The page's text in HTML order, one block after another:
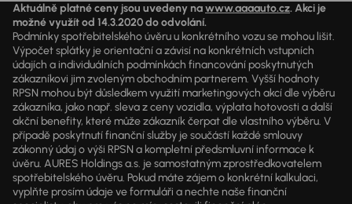
Aktuálně platné ceny jsou uvedeny nawww.aaaauto.cz. Akci je
možné využít od 14.3.2020 do odvolání.
Podmínky spotřebitelského úvěru u konkrétního vozu se mohou lišit.
Výpočet splátky je orientační a závisí na konkrétních vstupních
údajích a individuálních podmínkách financování poskytnutých
zákazníkovi jim zvoleným obchodním partnerem. Vyšší hodnoty
RPSN mohou být důsledkem využití marketingových akcí dle výběru
zákazníka, jako např. sleva z ceny vozidla, výplata hotovosti a další
akční benefity, které může zákazník čerpat dle vlastního výběru. V
případě poskytnutí finanční služby je součástí každé smlouvy
zákonný údaj o výši RPSN a kompletní předsmluvní informace k
úvěru. AURES Holdings a.s. je samostatným zprostředkovatelem
spotřebitelského úvěru. Pokud máte zájem o konkrétní kalkulaci,
vyplňte prosím údaje ve formuláři a nechte naše finanční